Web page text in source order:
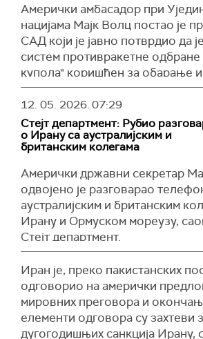
савезницима, поново
тезу", претварајући последице
и незаконите опсаде у
Ирана, "једине земље која је
притиска и директних напада",
иранскиPress TV.
"Слобода пловидбе је
принцип, али се не може
нити политички, а не може се
Високи ирански дипломата је
каква истинска иницијатива за
безбедност у региону не може
поновљено прибегавање сили,
поморске блокаде, текуће
улогу коју играју САД и
стварању тренутне кризе, док се
делују с неутралношћу и
кредибилитетом.
Гарибабади је предочио да
Амерички амбасадор при
нацијама Мајк Волц постао је
САД који је јавно потврдио да
систем противракетне
купола" коришћен за обарање
усмерених на Уједињене
"Видели смо како УАЕ користе
куполу' коју им је обезбедио
Волц, преносиИзраел хајом
(Times of Israel)
12. 05. 2026.07:29
Стејт департмент: Рубио
о Ирану са аустралијским и
британским колегама
Амерички државни секретар
одвојено је разговарао
аустралијским и британским
Ирану и Ормуском мореузу,
Стејт департмент.
министарком спољних послова
Рубио је потврдио америчку
промоцији слободног и
Пацифика, преноси Ројтерс.
Иран је, преко пакистанских
одговорио на амерички
мировних преговора и
елементи одговора су захтеви
дугогодишњих санкција Ирану,